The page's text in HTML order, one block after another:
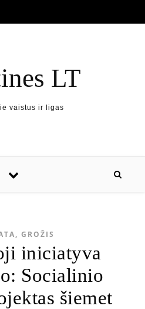
LT
vaistus ir ligas
GROŽIS
iniciatyva
Socialinio
šiemet